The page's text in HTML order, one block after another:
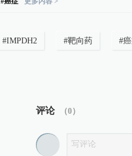
#IMPDH2 #靶向药 #
评论 （0）